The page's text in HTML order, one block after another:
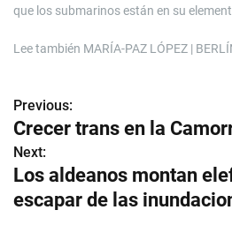
que los submarinos están en su
Lee también MARÍA-PAZ LÓPEZ |
N
a
v
e
Previous:
Crecer trans en la
Next:
Los aldeanos montan
escapar de las